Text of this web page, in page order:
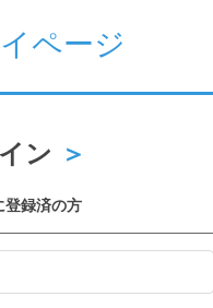
ページ
ン
登録済の方